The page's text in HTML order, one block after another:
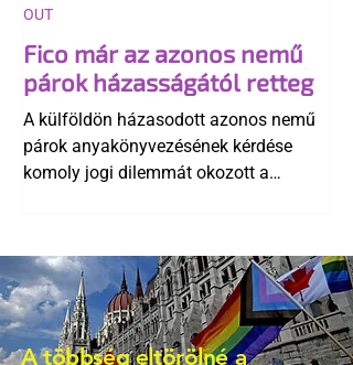
Fico már az azonos nemű
párok házasságától retteg
A külföldön házasodott azonos nemű
párok anyakönyvezésének kérdése
komoly jogi dilemmát okozott a
egyértelműen tiltja a házasságuk
elismerését. Közben az ellenzéken belül
is vita robbant ki arról, hogy vissza
kellene-e vonni a kormány konzervatív
alkotmánymódosítását
OUT
A többség eltörölné a